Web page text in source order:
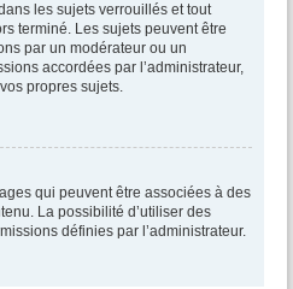
les sujets verrouillés et tout
terminé. Les sujets peuvent être
par un modérateur ou un
accordées par l’administrateur,
propres sujets.
qui peuvent être associées à des
La possibilité d’utiliser des
définies par l’administrateur.